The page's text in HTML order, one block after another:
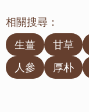
相關搜尋：
生薑
甘草
人參
厚朴